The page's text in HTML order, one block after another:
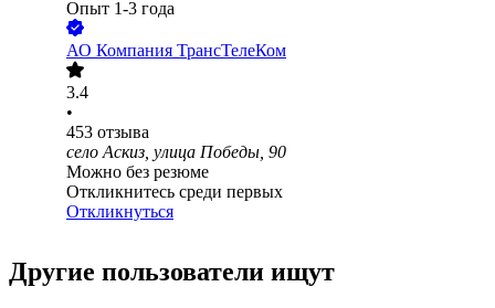
Опыт 1-3 года
АО Компания ТрансТелеКом
3.4
•
453 отзыва
село Аскиз, улица Победы, 90
Можно без резюме
Откликнитесь среди первых
Откликнуться
Другие пользователи ищут